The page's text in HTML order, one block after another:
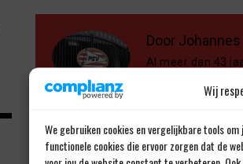
Wij
We gebruiken cookies en vergelijkbare tools
functionele cookies die ervoor zorgen dat de
Door
Al meer dan 43